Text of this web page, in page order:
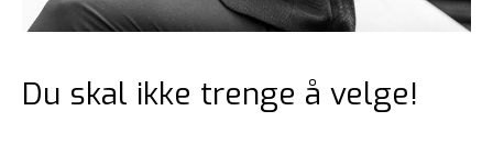
Du skal ikke trenge å velge!